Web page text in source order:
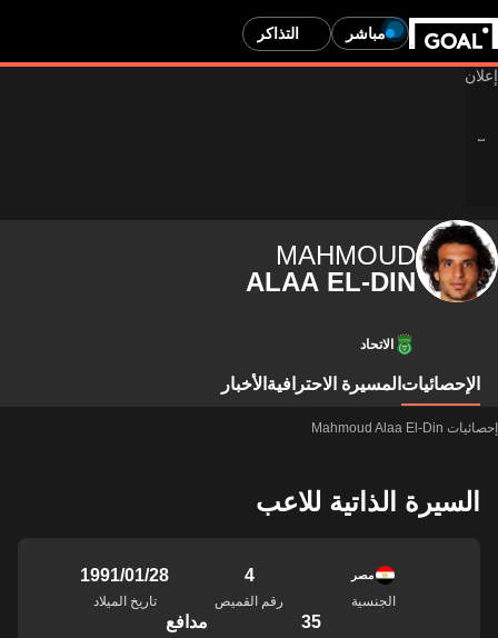
مباشر التذاكر
MAHMOUD
ALAA EL-DIN
الاتحاد
الإحصائيات المسيرة الاحترافية الأخبار
إحصائيات Mahmoud Alaa El-Din
السيرة الذاتية للاعب
مصر
الجنسية
4
رقم القميص
28‏/01‏/1991
تاريخ الميلاد
35 مدافع